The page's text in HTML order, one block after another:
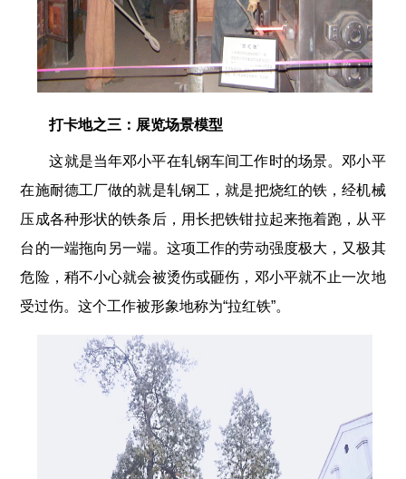
打卡地之三：展览场景模型
这就是当年邓小平在轧钢车间工作时的场景。邓小平
在施耐德工厂做的就是轧钢工，就是把烧红的铁，经机械
压成各种形状的铁条后，用长把铁钳拉起来拖着跑，从平
台的一端拖向另一端。这项工作的劳动强度极大，又极其
危险，稍不小心就会被烫伤或砸伤，邓小平就不止一次地
受过伤。这个工作被形象地称为“拉红铁”。